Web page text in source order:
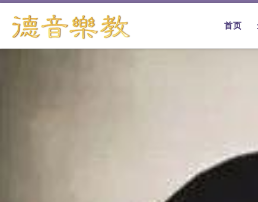
跳转到内容
首页